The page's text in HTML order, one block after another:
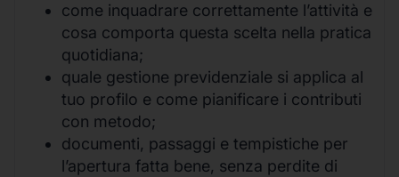
come inquadrare correttamente l’attività e
cosa comporta questa scelta nella pratica
quotidiana;
quale gestione previdenziale si applica al
tuo profilo e come pianificare i contributi
con metodo;
documenti, passaggi e tempistiche per
l’apertura fatta bene, senza perdite di